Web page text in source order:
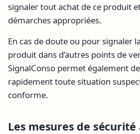
signaler tout achat de ce produit
démarches appropriées.
En cas de doute ou pour signaler
produit dans d’autres points de
SignalConso permet également
rapidement toute situation
conforme.
Les mesures de